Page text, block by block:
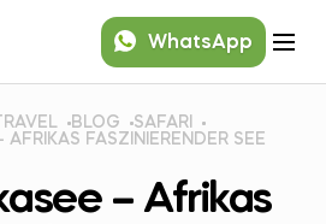
WhatsApp
BLOG
SAFARI
AFRIKAS FASZINIERENDER SEE
– Afrikas